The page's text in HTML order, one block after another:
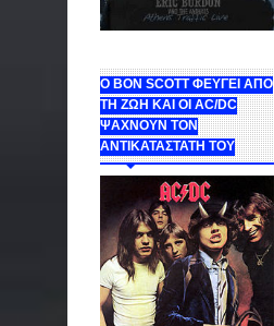
Ο BON SCOTT ΦΕΥΓΕΙ ΑΠΟ
ΤΗ ΖΩΗ ΚΑΙ ΟΙ AC/DC
ΨΑΧΝΟΥΝ ΤΟΝ
ΑΝΤΙΚΑΤΑΣΤΑΤΗ ΤΟΥ